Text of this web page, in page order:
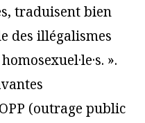
traduisent bien
des illégalismes
».
(outrage public